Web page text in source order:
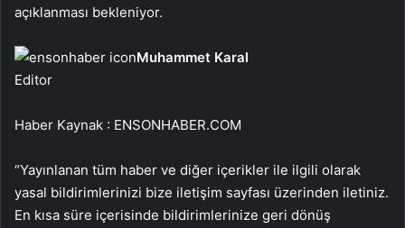
açıklanması bekleniyor.
Muhammet Karal
Editor
Haber Kaynak : ENSONHABER.COM
“Yayınlanan tüm haber ve diğer içerikler ile ilgili olarak
yasal bildirimlerinizi bize iletişim sayfası üzerinden iletiniz.
En kısa süre içerisinde bildirimlerinize geri dönüş